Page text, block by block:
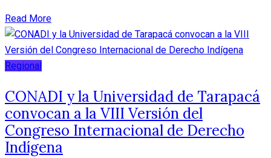
Read More
Regional
CONADI y la Universidad de Tarapacá
convocan a la VIII Versión del
Congreso Internacional de Derecho
Indígena